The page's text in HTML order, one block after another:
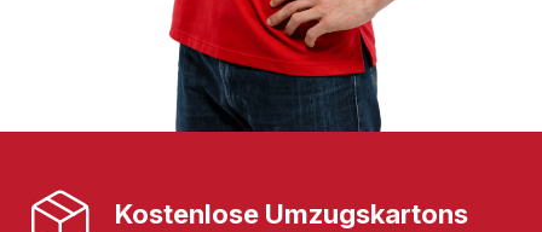
Kostenlose Umzugskartons